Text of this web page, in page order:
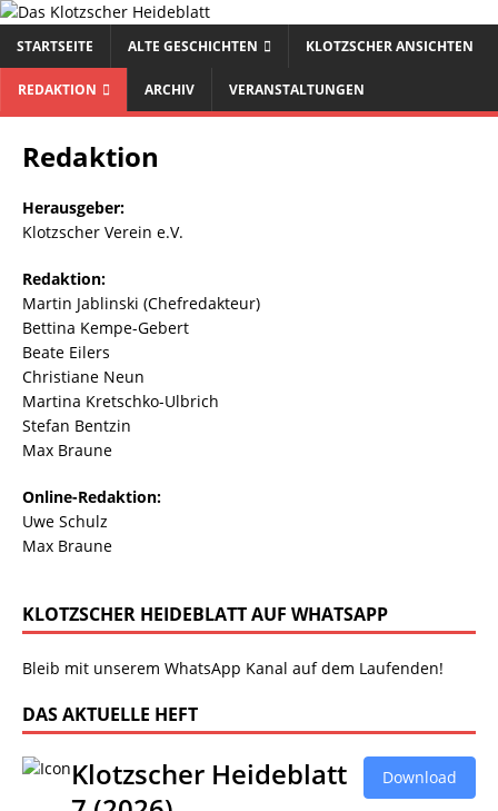
STARTSEITE ALTE GESCHICHTEN KLOTZSCHER ANSICHTEN
REDAKTION ARCHIV VERANSTALTUNGEN
Redaktion
Herausgeber:
Klotzscher Verein e.V.
Redaktion:
Martin Jablinski (Chefredakteur)
Bettina Kempe-Gebert
Beate Eilers
Christiane Neun
Martina Kretschko-Ulbrich
Stefan Bentzin
Max Braune
Online-Redaktion:
Uwe Schulz
Max Braune
KLOTZSCHER HEIDEBLATT AUF WHATSAPP
Bleib mit unserem WhatsApp Kanal auf dem Laufenden!
DAS AKTUELLE HEFT
Klotzscher Heideblatt
Download